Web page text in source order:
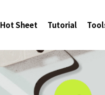
Hot Sheet Tutorial